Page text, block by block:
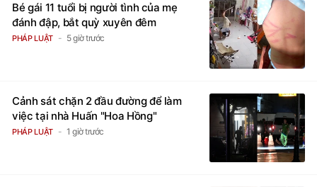
Bé gái 11 tuổi bị người tình của mẹ
đánh đập, bắt quỳ xuyên đêm
PHÁP LUẬT 5 giờ trước
Cảnh sát chặn 2 đầu đường để làm
việc tại nhà Huấn "Hoa Hồng"
PHÁP LUẬT 1 giờ trước